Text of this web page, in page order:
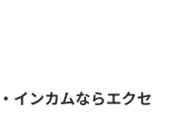
インカムならエクセ